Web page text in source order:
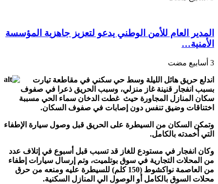
المدير العام للأمن الوطني يدعو لتعزيز جاهزية المؤسسة
الأمنية…
اندلع حريق هائل الليلة وسط حي سكني في مقاطعة تيارت
بسبب انفجار قنينة غاز منزلي، وسبب الحريق ذعرا في صفوف
سكان المنازل المجاورة حيث غطت الدخان سماء الحي مسببة
اختناقات وضيق تنفس دون إصابات في صفوف السكان.
وتمكن السكان من السيطرة على الحريق قبل وصول سيارة الإطفاء
التي أخمدته بالكامل.
وكان انفجار في مستودع للغاز قد تسبب قبل أسبوع في إتلاف عدد
من المحلات التجارية في سوق بوتلميت، وتم إرسال سيارات إطفاء
من العاصمة نواكشوط (150 كلم) للسيطرة عليه ومنعه من حرق
محلات السوق بالكامل أو الوصول الي المنازل السكنية.